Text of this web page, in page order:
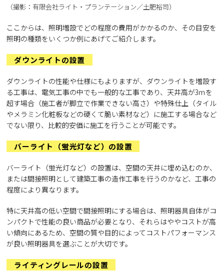
（撮影：有限会社ライト・プランテーション／土肥裕司）
ここからは、照明増設でどの程度の費用がかかるのか、その目安を
照明の種類をいくつか例にあげてご紹介します。
ダウンライトの設置
ダウンライトの性能や仕様にもよりますが、ダウンライトを増設す
る工事は、電気工事の中でも一般的な工事であり、天井高が3ｍを
超す場合（施工者が脚立で作業できない高さ）や特殊仕上（タイル
やメラミン化粧板などの硬くて脆い素材など）に施工する場合など
でない限り、比較的安価に施工を行うことが可能です。
バーライト（蛍光灯など）の設置
バーライト（蛍光灯など）の設置は、空間の天井に埋め込むのか、
または間接照明として建築工事の造作工事を行うのかなど、工事の
程度により異なります。
特に天井高の低い空間で間接照明にする場合は、照明器具自体がコ
ンパクトで性能の良い商品が必要となり、それらはややコストが高
い傾向にあるため、空間の質や目的によってコストパフォーマンス
が良い照明器具を選ぶことが大切です。
ライティングレールの設置